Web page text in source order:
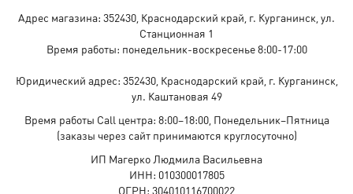
Адрес магазина: 352430, Краснодарский край, г. Курганинск, ул.
Станционная 1
Время работы: понедельник-воскресенье 8:00-17:00
Юридический адрес: 352430, Краснодарский край, г. Курганинск,
ул. Каштановая 49
Время работы Call центра: 8:00–18:00, Понедельник–Пятница
(заказы через сайт принимаются круглосуточно)
ИП Магерко Людмила Васильевна
ИНН: 010300017805
ОГРН: 304010116700022